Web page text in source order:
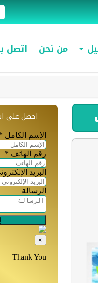
من نحن اتصل
احصل على